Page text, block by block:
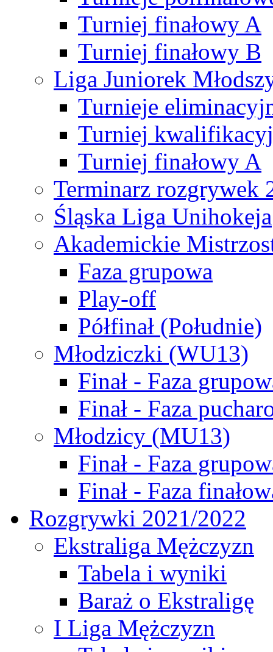
Turniej finałowy A
Turniej finałowy B
Liga Juniorek
Turnieje
Turniej
Turniej finałowy A
Terminarz rozgrywek
Śląska Liga Unihokeja
Akademickie
Faza grupowa
Play-off
Półfinał (Południe)
Młodziczki (WU13)
Finał - Faza
Finał - Faza
Młodzicy (MU13)
Finał - Faza
Finał - Faza
Rozgrywki 2021/2022
Ekstraliga Mężczyzn
Tabela i wyniki
Baraż o Ekstraligę
I Liga Mężczyzn